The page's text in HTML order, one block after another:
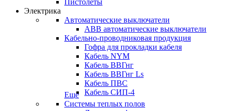
Пистолеты
Электрика
Автоматические выключатели
ABB автоматические выключатели
Кабельно-проводниковая продукция
Гофра для прокладки кабеля
Кабель NYM
Кабель ВВГнг
Кабель ВВГнг Ls
Кабель ПВС
Кабель СИП-4
Еще
Системы теплых полов